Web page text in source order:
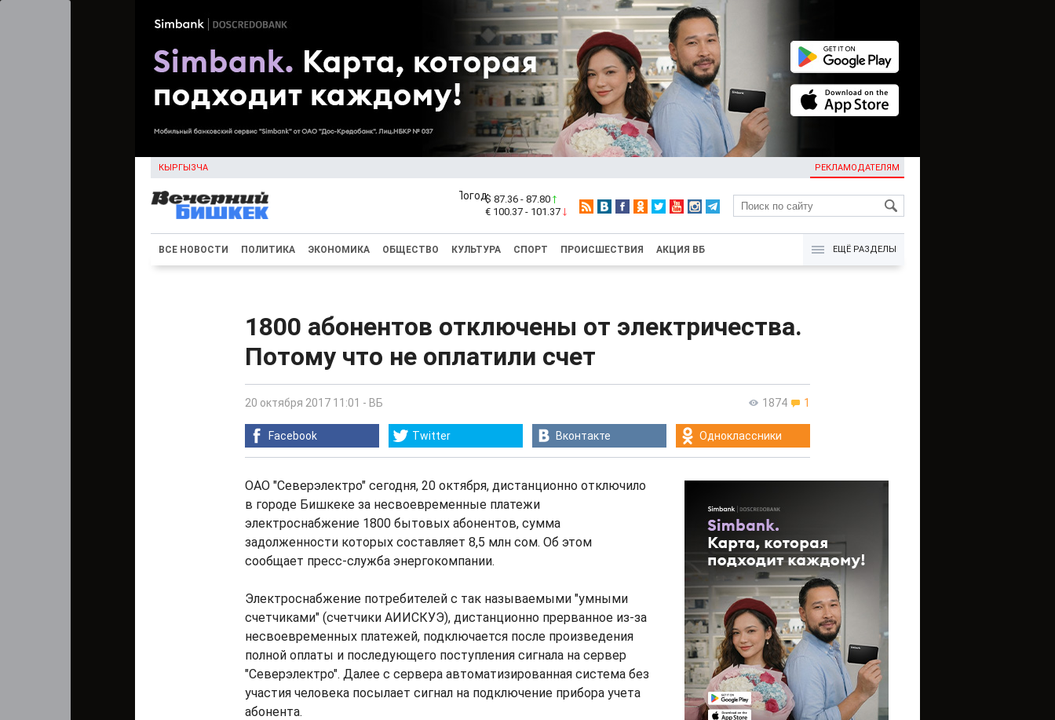
КЫРГЫЗЧА РЕКЛАМОДАТЕЛЯМ
KG
$ 87.36 - 87.80
€ 100.37 - 101.37
ВСЕ НОВОСТИ ПОЛИТИКА ЭКОНОМИКА ОБЩЕСТВО КУЛЬТУРА СПОРТ ПРОИСШЕСТВИЯ АКЦИЯ ВБ ЕЩЁ РАЗДЕЛЫ
1800 абонентов отключены от электричества.
Потому что не оплатили счет
1874 1
20 октября 2017 11:01 - ВБ
Facebook Twitter Вконтакте Одноклассники
ОАО "Северэлектро" сегодня, 20 октября, дистанционно отключило
в городе Бишкеке за несвоевременные платежи
электроснабжение 1800 бытовых абонентов, сумма
задолженности которых составляет 8,5 млн сом. Об этом
сообщает пресс-служба энергокомпании.
Электроснабжение потребителей с так называемыми "умными
счетчиками" (счетчики АИИСКУЭ), дистанционно прерванное из-за
несвоевременных платежей, подключается после произведения
полной оплаты и последующего поступления сигнала на сервер
"Северэлектро". Далее с сервера автоматизированная система без
участия человека посылает сигнал на подключение прибора учета
абонента.